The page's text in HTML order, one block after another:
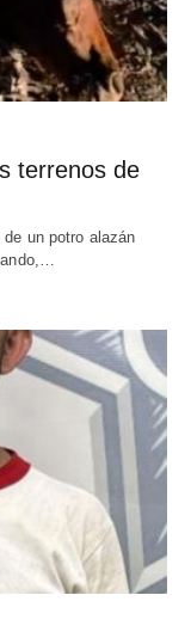
terrenos de
un potro alazán